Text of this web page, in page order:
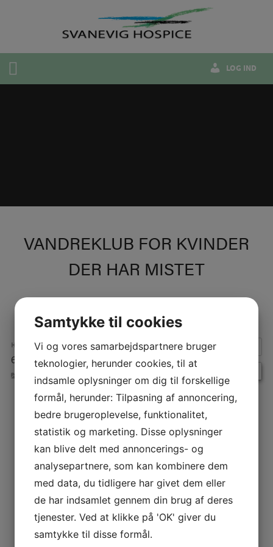
LOG IND
VANDREKLUB FOR KVINDER
DER HAR MISTET
HVORNÅR:
6. juli 2026 kl. 14:30 – 16:30 Repeats
BEGIVENHEDER
INDLÆGSNAVIGATION
Samtykke til cookies
Vi og vores samarbejdspartnere bruger
teknologier, herunder cookies, til at
indsamle oplysninger om dig til forskellige
formål, herunder: Tilpasning af annoncering,
bedre brugeroplevelse, funktionalitet,
statistik og marketing. Disse oplysninger
kan blive delt med annoncerings- og
analysepartnere, som kan kombinere dem
med data, du tidligere har givet dem eller
de har indsamlet gennem din brug af deres
tjenester. Ved at klikke på 'OK' giver du
samtykke til disse formål.